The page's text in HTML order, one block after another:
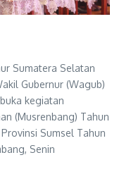
Sumatera Selatan
Gubernur (Wagub)
kegiatan
(Musrenbang) Tahun
Sumsel Tahun
Senin